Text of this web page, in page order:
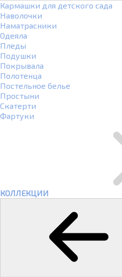
Кармашки для детского сада
Наволочки
Наматрасники
Одеяла
Пледы
Подушки
Покрывала
Полотенца
Постельное белье
Простыни
Скатерти
Фартуки
КОЛЛЕКЦИИ